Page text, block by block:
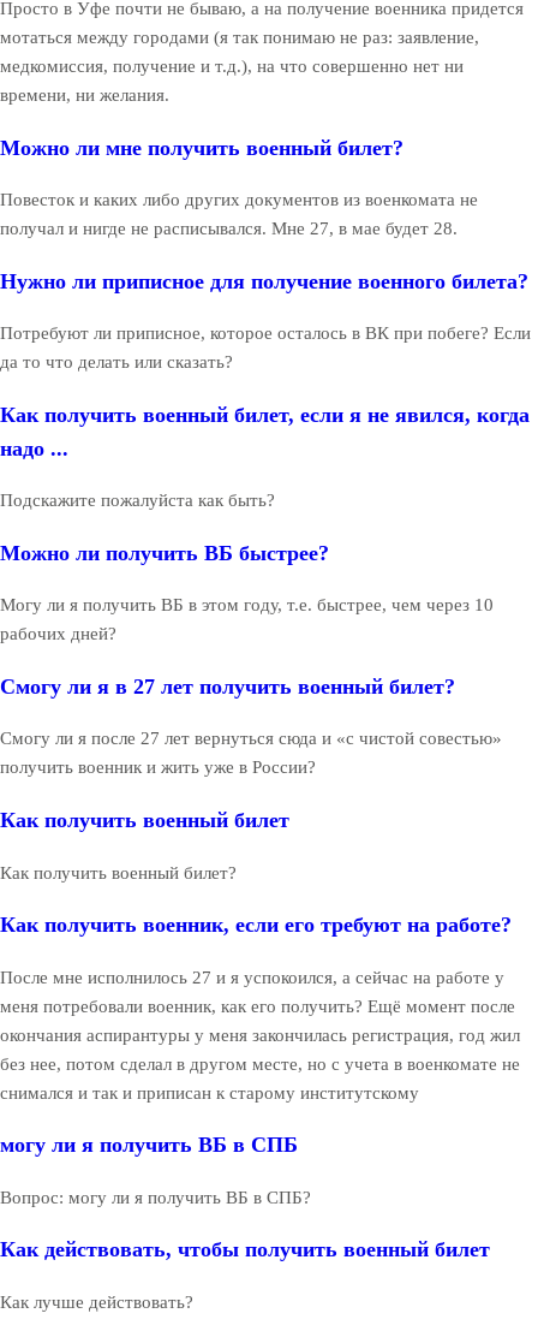
Просто в Уфе почти не бываю, а на получение военника придется
мотаться между городами (я так понимаю не раз: заявление,
медкомиссия, получение и т.д.), на что совершенно нет ни
времени, ни желания.
Можно ли мне получить военный билет?
Повесток и каких либо других документов из военкомата не
получал и нигде не расписывался. Мне 27, в мае будет 28.
Нужно ли приписное для получение военного билета?
Потребуют ли приписное, которое осталось в ВК при побеге? Если
да то что делать или сказать?
Как получить военный билет, если я не явился, когда
надо ...
Подскажите пожалуйста как быть?
Можно ли получить ВБ быстрее?
Могу ли я получить ВБ в этом году, т.е. быстрее, чем через 10
рабочих дней?
Смогу ли я в 27 лет получить военный билет?
Смогу ли я после 27 лет вернуться сюда и «с чистой совестью»
получить военник и жить уже в России?
Как получить военный билет
Как получить военный билет?
Как получить военник, если его требуют на работе?
После мне исполнилось 27 и я успокоился, а сейчас на работе у
меня потребовали военник, как его получить? Ещё момент после
окончания аспирантуры у меня закончилась регистрация, год жил
без нее, потом сделал в другом месте, но с учета в военкомате не
снимался и так и приписан к старому институтскому
могу ли я получить ВБ в СПБ
Вопрос: могу ли я получить ВБ в СПБ?
Как действовать, чтобы получить военный билет
Как лучше действовать?